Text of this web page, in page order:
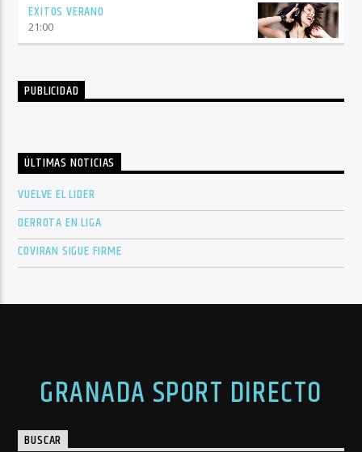
ÉXITOS VERANO
21:00
PUBLICIDAD
ÚLTIMAS NOTICIAS
VUELVE EL LIDER
DERROTA EN LIGA
COVIRAN SIGUE FIRME
GRANADA SPORT DIRECTO
BUSCAR